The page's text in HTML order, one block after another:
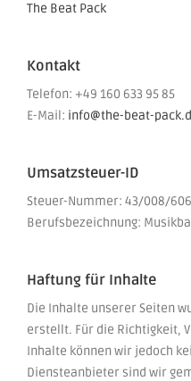
The Beat Pack
Kontakt
Telefon: +49 160 633 95 85
E-Mail: info@the-beat-
Umsatzsteuer-ID
Steuer-Nummer: 43/008/
Berufsbezeichnung:
Haftung für Inhalte
Die Inhalte unserer Seiten
erstellt. Für die Richtigkeit,
Inhalte können wir jedoch
Diensteanbieter sind wir